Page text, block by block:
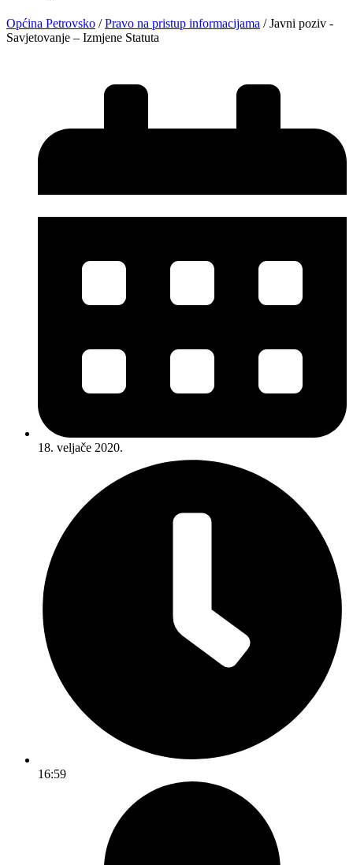
Općina Petrovsko /Pravo na pristup informacijama /Javni poziv -
Savjetovanje – Izmjene Statuta
18. veljače 2020.
16:59